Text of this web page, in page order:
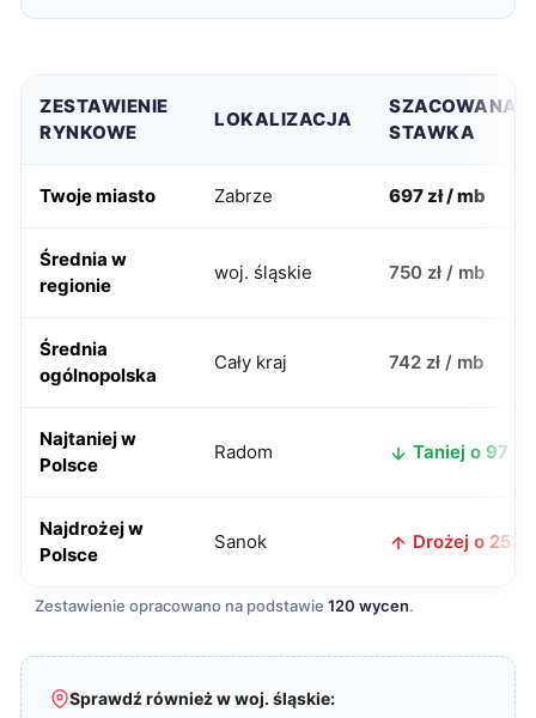
ZESTAWIENIE
RYNKOWE
LOKALIZACJA
SZACOWANA
STAWKA
Twoje miasto Zabrze 697 zł / mb
Średnia w
regionie
woj. śląskie 750 zł / mb
Średnia
ogólnopolska
Cały kraj 742 zł / mb
Najtaniej w
Polsce
Radom Taniej o 97 zł
Najdrożej w
Polsce
Sanok Drożej o 253
Zestawienie opracowano na podstawie 120 wycen.
Sprawdź również w woj. śląskie: